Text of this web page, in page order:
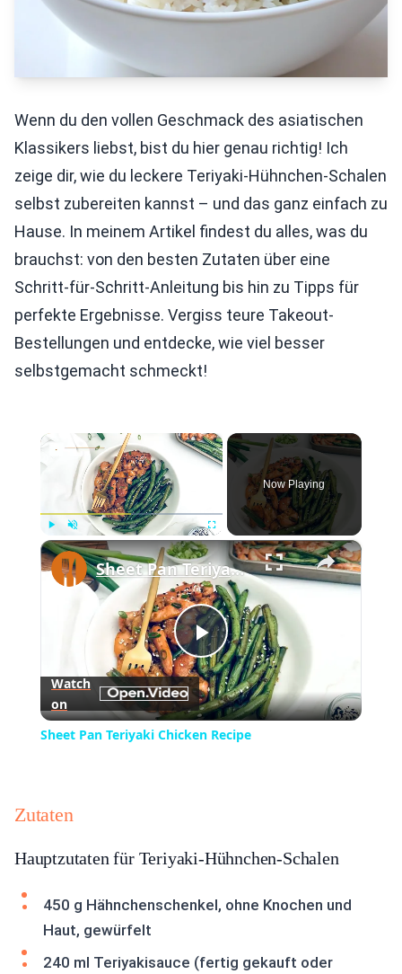
Wenn du den vollen Geschmack des asiatischen
Klassikers liebst, bist du hier genau richtig! Ich
zeige dir, wie du leckere Teriyaki-Hühnchen-Schalen
selbst zubereiten kannst – und das ganz einfach zu
Hause. In meinem Artikel findest du alles, was du
brauchst: von den besten Zutaten über eine
Schritt-für-Schritt-Anleitung bis hin zu Tipps für
perfekte Ergebnisse. Vergiss teure Takeout-
Bestellungen und entdecke, wie viel besser
selbstgemacht schmeckt!
×
Play Unmute Fullscreen
Now Playing
×
Play
Video
Sheet Pan Teriyaki Chicken Recipe
Watch
on
Sheet Pan Teriyaki Chicken Recipe
Zutaten
Hauptzutaten für Teriyaki-Hühnchen-Schalen
450 g Hähnchenschenkel, ohne Knochen und
Haut, gewürfelt
240 ml Teriyakisauce (fertig gekauft oder